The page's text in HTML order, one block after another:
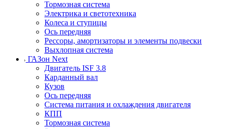
Тормозная система
Электрика и светотехника
Колеса и ступицы
Ось передняя
Рессоры, амортизаторы и элементы подвески
Выхлопная система
ГАЗон Next
Двигатель ISF 3.8
Карданный вал
Кузов
Ось передняя
Система питания и охлаждения двигателя
КПП
Тормозная система